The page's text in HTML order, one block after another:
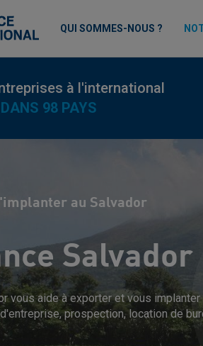
QUI SOMMES-NOUS ?
à l'international
98 PAYS
au Salvador
Salvador
vous aide à exporter et vous implanter
prospection, location de